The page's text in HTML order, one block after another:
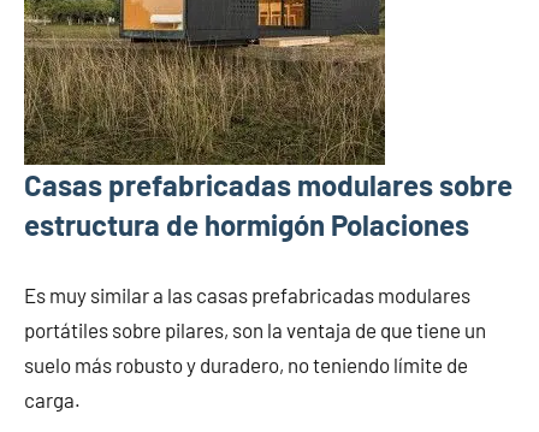
Casas prefabricadas modulares sobre
estructura de hormigón Polaciones
Es muy similar a las casas prefabricadas modulares
portátiles sobre pilares, son la ventaja de que tiene un
suelo más robusto y duradero, no teniendo límite de
carga.